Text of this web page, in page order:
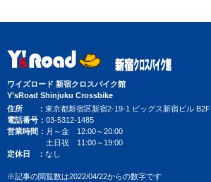
ワイズロード 新宿クロスバイク館
Y'sRoad Shinjuku Crossbike
住所
東京都新宿区新宿2-19-1 ビッグス新宿ビル B2F
電話番号
03-5312-1485
営業時間
月～金 12:00～20:00
土日祝 11:00～19:00
定休日
なし
※記事の閲覧数は2022/04/22からの数字です